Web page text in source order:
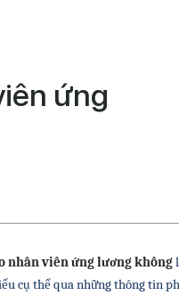
ứng
nhân viên ứng lương không
cụ thể qua những thông tin